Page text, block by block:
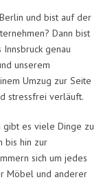
und bist auf der
Dann bist
genau
unserem
Umzug zur Seite
stressfrei verläuft.
gibt es viele Dinge zu
bis hin zur
sich um jedes
Möbel und anderer